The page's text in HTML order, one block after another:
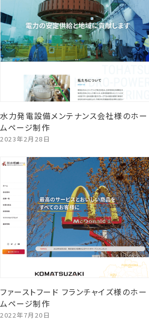
水力発電設備メンテナンス会社様のホー
ムページ制作
2023年2月28日
ファーストフード フランチャイズ様のホー
ムページ制作
2022年7月20日